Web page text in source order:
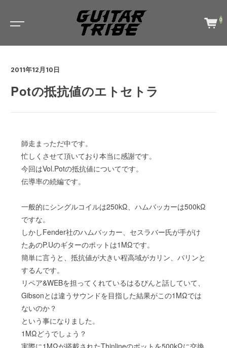
0
2011年12月10日
Potの抵抗値のエトセトラ
師走まっただ中です。
忙しくさせて頂いており本当に感謝です。
今回はVol.Potの抵抗値についてです。
伝導率の続編です。
一般的にシングルコイルは250kΩ、ハムバッカーは500kΩ
ですな。
しかしFender社のハムバッカー、セスラバー氏が手がけ
たあのP.Uのギターのポットは1MΩです。
簡単に言うと、抵抗値が大きい程高域がカリン、パリンと
するんです。
リペア&WEBを担ってくれているはるぴんと話していて、
Gibsonとは違うサウンドを目指した結果がこの1MΩでは
ないのか？
という事になりました。
1MΩどうでしょう？
実際に1MΩが搭載されたThinlineのポットを500kΩに交換